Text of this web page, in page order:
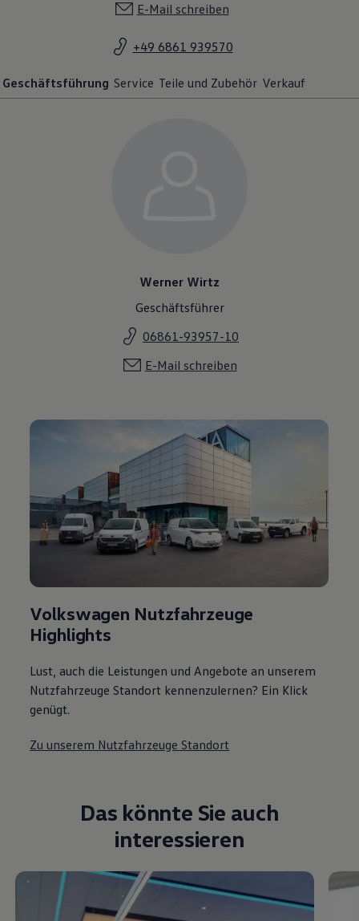
E-Mail schreiben
+49 6861 939570
Geschäftsführung Service Teile und Zubehör Verkauf
Werner Wirtz
Geschäftsführer
06861-93957-10
E-Mail schreiben
Volkswagen Nutzfahrzeuge
Highlights
Lust, auch die Leistungen und Angebote an unserem
Nutzfahrzeuge Standort kennenzulernen? Ein Klick
genügt.
Zu unserem Nutzfahrzeuge Standort
Das könnte Sie auch
interessieren